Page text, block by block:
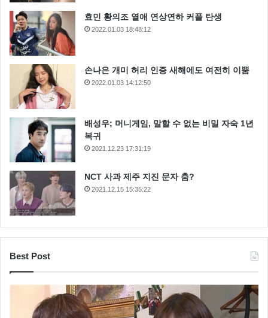
효민 황의조 열애 연상연하 커플 탄생
2022.01.03 18:48:12
손나은 개미 허리 인증 새해에도 여전히 이뿜
2022.01.03 14:12:50
배성우; 머니게임, 말할 수 없는 비밀 자숙 1년
복귀
2021.12.23 17:31:19
NCT 사과 제주 지진 문자 춤?
2021.12.15 15:35:22
Best Post